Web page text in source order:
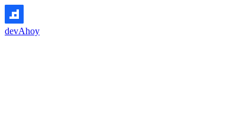
devAhoy